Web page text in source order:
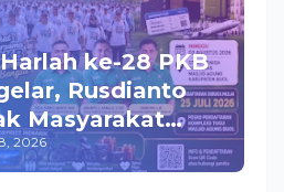
ke-28 PKB
Rusdianto
Masyarakat
Hadiah
Menanti Peserta
2026